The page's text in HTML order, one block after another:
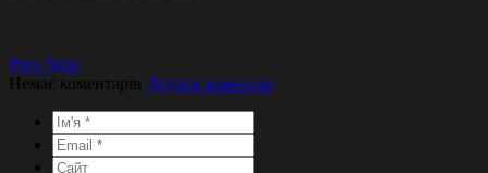
Prev Next
Немає коментарів Додати коментар